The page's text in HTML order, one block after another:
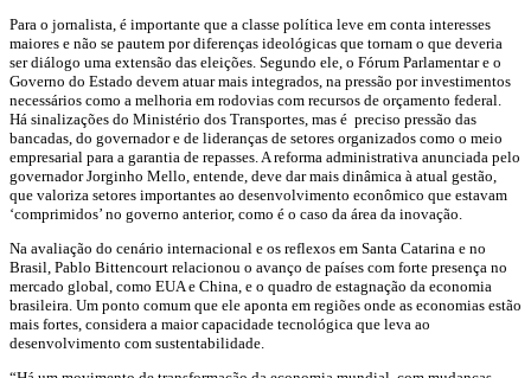
Para o jornalista, é importante que a classe política leve em conta interesses
maiores e não se pautem por diferenças ideológicas que tornam o que deveria
ser diálogo uma extensão das eleições. Segundo ele, o Fórum Parlamentar e o
Governo do Estado devem atuar mais integrados, na pressão por investimentos
necessários como a melhoria em rodovias com recursos de orçamento federal.
Há sinalizações do Ministério dos Transportes, mas é preciso pressão das
bancadas, do governador e de lideranças de setores organizados como o meio
empresarial para a garantia de repasses. A reforma administrativa anunciada pelo
governador Jorginho Mello, entende, deve dar mais dinâmica à atual gestão,
que valoriza setores importantes ao desenvolvimento econômico que estavam
‘comprimidos’ no governo anterior, como é o caso da área da inovação.
Na avaliação do cenário internacional e os reflexos em Santa Catarina e no
Brasil, Pablo Bittencourt relacionou o avanço de países com forte presença no
mercado global, como EUA e China, e o quadro de estagnação da economia
brasileira. Um ponto comum que ele aponta em regiões onde as economias estão
mais fortes, considera a maior capacidade tecnológica que leva ao
desenvolvimento com sustentabilidade.